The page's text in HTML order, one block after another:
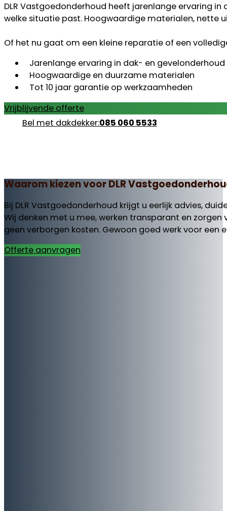
DLR Vastgoedonderhoud heeft jarenlange ervaring
welke situatie past. Hoogwaardige materialen, nette
Of het nu gaat om een kleine reparatie of een
Jarenlange ervaring in dak- en gevelonderhoud
Hoogwaardige en duurzame materialen
Tot 10 jaar garantie op werkzaamheden
Vrijblijvende offerte
Bel met dakdekker:085 060 5533
Waarom kiezen voor DLR
Bij DLR Vastgoedonderhoud krijgt u eerlijk advies,
Wij denken met u mee, werken transparant en
geen verborgen kosten. Gewoon goed werk voor een
Offerte aanvragen